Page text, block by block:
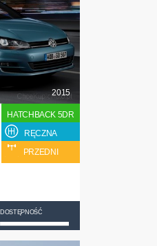
2015
HATCHBACK 5DR
RĘCZNA
PRZEDNI
DOSTĘPNOŚĆ